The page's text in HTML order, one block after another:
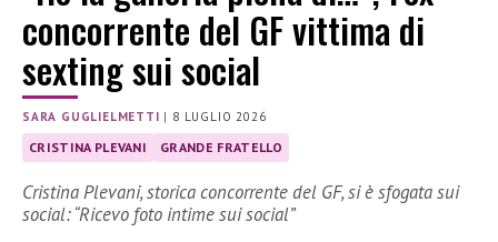
concorrente del GF vittima di
sexting sui social
SARA GUGLIELMETTI | 8 LUGLIO 2026
CRISTINA PLEVANI GRANDE FRATELLO
Cristina Plevani, storica concorrente del GF, si è sfogata sui
social: “Ricevo foto intime sui social”